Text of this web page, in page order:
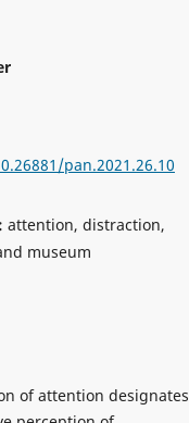
pan.2021.26.10
attention, distraction,
museum
of attention designates